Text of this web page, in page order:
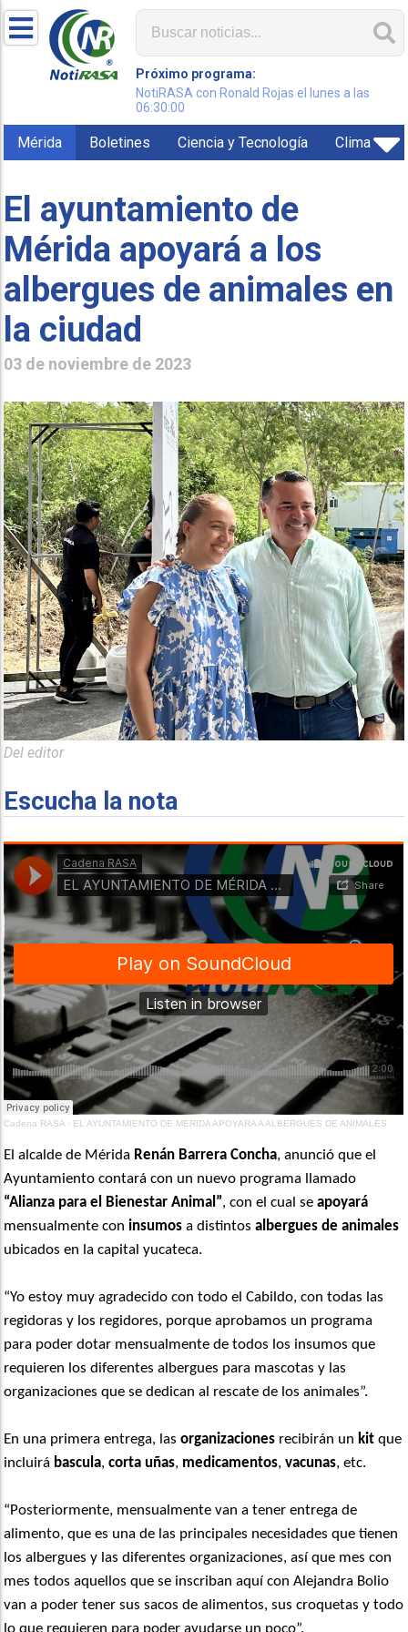
Próximo programa:
NotiRASA con Ronald Rojas el lunes a las
06:30:00
Mérida Boletines Ciencia y Tecnología Clima
El ayuntamiento de
Mérida apoyará a los
albergues de animales en
la ciudad
03 de noviembre de 2023
Del editor
Escucha la nota
Cadena RASA · EL AYUNTAMIENTO DE MÉRIDA APOYARA A ALBERGUES DE ANIMALES
El alcalde de Mérida Renán Barrera Concha, anunció que el
Ayuntamiento contará con un nuevo programa llamado
“Alianza para el Bienestar Animal”, con el cual seapoyará
mensualmente con insumos a distintosalbergues de animales
ubicados en la capital yucateca.
“Yo estoy muy agradecido con todo el Cabildo, con todas las
regidoras y los regidores, porque aprobamos un programa
para poder dotar mensualmente de todos los insumos que
requieren los diferentes albergues para mascotas y las
organizaciones que se dedican al rescate de los animales”.
En una primera entrega, lasorganizaciones recibirán unkit que
incluirá bascula,corta uñas, medicamentos,vacunas, etc.
“Posteriormente, mensualmente van a tener entrega de
alimento, que es una de las principales necesidades que tienen
los albergues y las diferentes organizaciones, así que mes con
mes todos aquellos que se inscriban aquí con Alejandra Bolio
van a poder tener sus sacos de alimentos, sus croquetas y todo